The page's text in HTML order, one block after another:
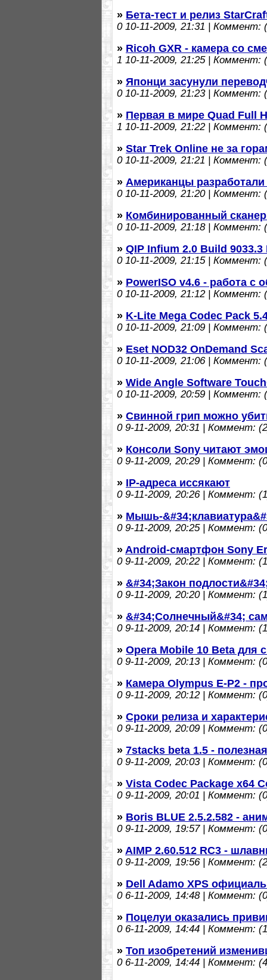
» Бета-тест и релиз
010-11-2009, 21:31 | Коммент:
» Ricoh GXR - камера со
1 10-11-2009, 21:25 | Коммент:
» Японци засунули
010-11-2009, 21:23 | Коммент:
» Первая в мире Quad Full
1 10-11-2009, 21:22 | Коммент:
» Star Trek Online не за
010-11-2009, 21:21 | Коммент:
» Американцы разработали
010-11-2009, 21:20 | Коммент:
» Комбинированный
010-11-2009, 21:18 | Коммент:
» QIP Infium 2.0 Build 9033.3
010-11-2009, 21:15 | Коммент:
» PowerISO v4.6 - работа с
010-11-2009, 21:12 | Коммент:
» K-Lite Mega Codec Pack
010-11-2009, 21:09 | Коммент:
» Eset NOD32 OnDemand
010-11-2009, 21:06 | Коммент:
» Wide Angle Software
010-11-2009, 20:59 | Коммент:
» Свинной грип можно
09-11-2009, 20:31 | Коммент:
» Консоли Sony читают
09-11-2009, 20:29 | Коммент:
» IP-адреса иссякают
09-11-2009, 20:26 | Коммент:
» Мышь-
09-11-2009, 20:25 | Коммент:
» Android-смартфон Sony
09-11-2009, 20:22 | Коммент:
» &#34;Закон
09-11-2009, 20:20 | Коммент:
» &#34;Солнечный&#34;
09-11-2009, 20:14 | Коммент:
» Opera Mobile 10 Beta для
09-11-2009, 20:13 | Коммент:
» Камера Olympus E-P2 -
09-11-2009, 20:12 | Коммент:
» Сроки релиза и
09-11-2009, 20:09 | Коммент:
» 7stacks beta 1.5 -
09-11-2009, 20:03 | Коммент:
» Vista Codec Package x64
09-11-2009, 20:01 | Коммент:
» Boris BLUE 2.5.2.582 -
09-11-2009, 19:57 | Коммент:
» AIMP 2.60.512 RC3 -
09-11-2009, 19:56 | Коммент:
» Dell Adamo XPS
06-11-2009, 14:48 | Коммент:
» Поцелуи оказались
06-11-2009, 14:44 | Коммент:
» Топ изобретений
06-11-2009, 14:44 | Коммент: